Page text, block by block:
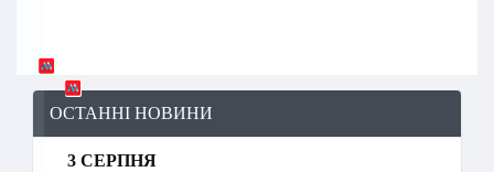
ОСТАННІ НОВИНИ
3 СЕРПНЯ